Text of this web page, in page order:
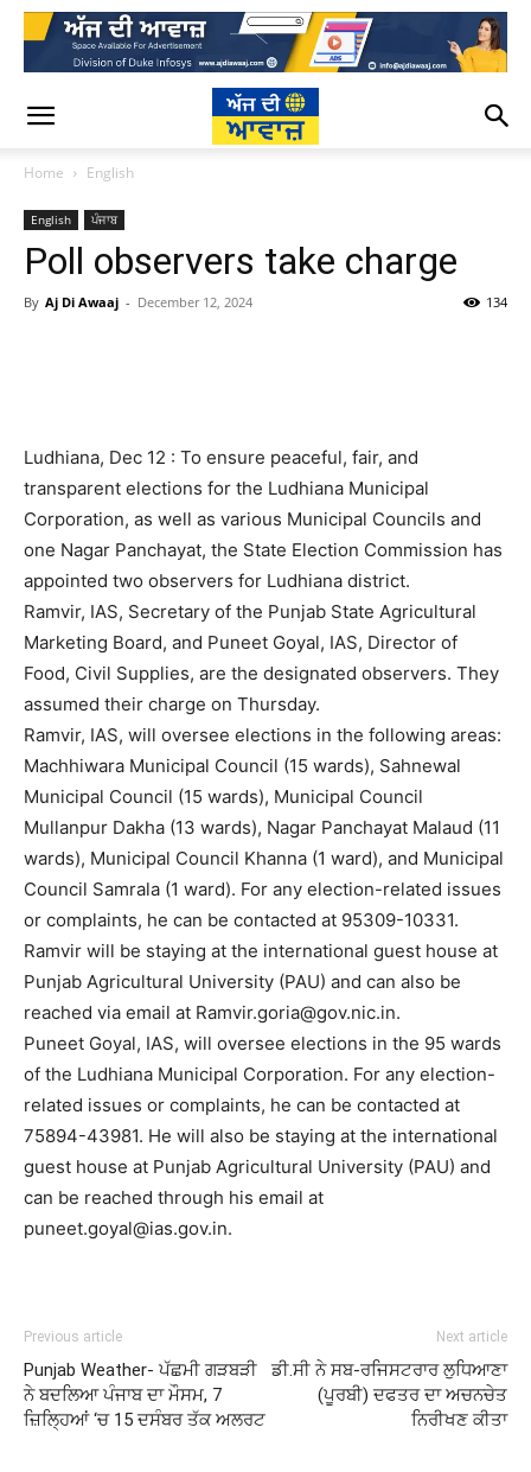
Home English
English ਪੰਜਾਬ
Poll observers take charge
By Aj Di Awaaj - December 12, 2024 134
Ludhiana, Dec 12 : To ensure peaceful, fair, and
transparent elections for the Ludhiana Municipal
Corporation, as well as various Municipal Councils and
one Nagar Panchayat, the State Election Commission has
appointed two observers for Ludhiana district.
Ramvir, IAS, Secretary of the Punjab State Agricultural
Marketing Board, and Puneet Goyal, IAS, Director of
Food, Civil Supplies, are the designated observers. They
assumed their charge on Thursday.
Ramvir, IAS, will oversee elections in the following areas:
Machhiwara Municipal Council (15 wards), Sahnewal
Municipal Council (15 wards), Municipal Council
Mullanpur Dakha (13 wards), Nagar Panchayat Malaud (11
wards), Municipal Council Khanna (1 ward), and Municipal
Council Samrala (1 ward). For any election-related issues
or complaints, he can be contacted at 95309-10331.
Ramvir will be staying at the international guest house at
Punjab Agricultural University (PAU) and can also be
reached via email at Ramvir.goria@gov.nic.in.
Puneet Goyal, IAS, will oversee elections in the 95 wards
of the Ludhiana Municipal Corporation. For any election-
related issues or complaints, he can be contacted at
75894-43981. He will also be staying at the international
guest house at Punjab Agricultural University (PAU) and
can be reached through his email at
puneet.goyal@ias.gov.in.
Previous article
Punjab Weather- ਪੱਛਮੀ ਗੜਬੜੀ
ਨੇ ਬਦਲਿਆ ਪੰਜਾਬ ਦਾ ਮੌਸਮ, 7
ਜ਼ਿਲ੍ਹਿਆਂ ‘ਚ 15 ਦਸੰਬਰ ਤੱਕ ਅਲਰਟ
Next article
ਡੀ.ਸੀ ਨੇ ਸਬ-ਰਜਿਸਟਰਾਰ ਲੁਧਿਆਣਾ
(ਪੂਰਬੀ) ਦਫਤਰ ਦਾ ਅਚਨਚੇਤ
ਨਿਰੀਖਣ ਕੀਤਾ